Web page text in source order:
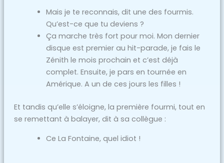
Mais je te reconnais, dit une des fourmis.
Qu’est-ce que tu deviens ?
Ça marche très fort pour moi. Mon dernier
disque est premier au hit-parade, je fais le
Zénith le mois prochain et c’est déjà
complet. Ensuite, je pars en tournée en
Amérique. A un de ces jours les filles !
Et tandis qu’elle s’éloigne, la première fourmi, tout en
se remettant à balayer, dit à sa collègue :
Ce La Fontaine, quel idiot !